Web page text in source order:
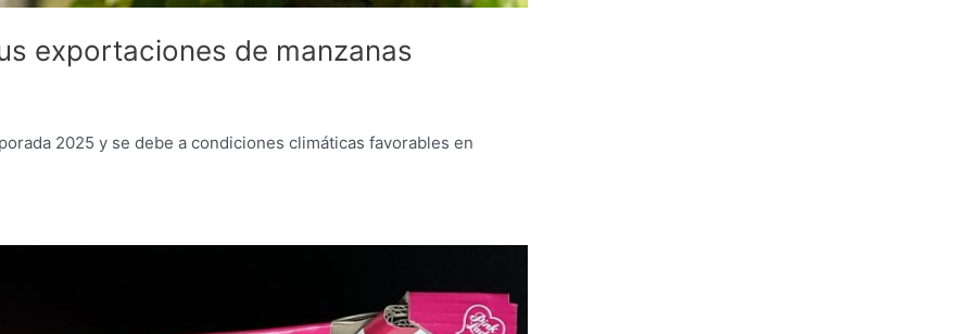
exportaciones de manzanas
2025 y se debe a condiciones climáticas favorables en